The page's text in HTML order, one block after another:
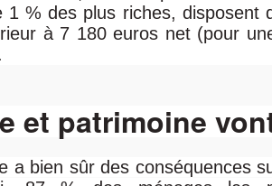
1 % des plus riches, disposent
à 7 180 euros net (pour
et patrimoine
a bien sûr des conséquences